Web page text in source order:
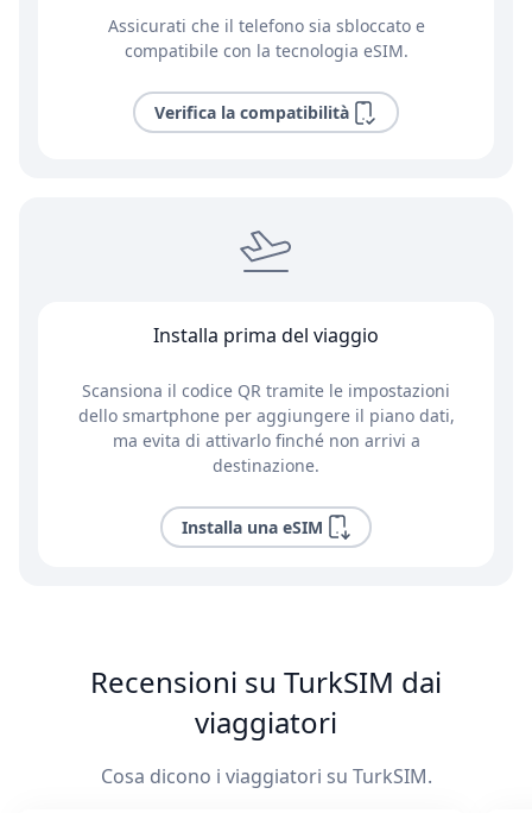
Assicurati che il telefono sia sbloccato e
compatibile con la tecnologia eSIM.
Verifica la compatibilità
Installa prima del viaggio
Scansiona il codice QR tramite le impostazioni
dello smartphone per aggiungere il piano dati,
ma evita di attivarlo finché non arrivi a
destinazione.
Installa una eSIM
Recensioni su TurkSIM dai
viaggiatori
Cosa dicono i viaggiatori su TurkSIM.